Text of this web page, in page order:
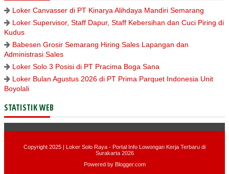
Loker Canvasser di PT Kinarya Alihdaya Mandiri Semarang
Loker Supervisor, Staff Dapur, Staff Kebersihan dan Cuci Piring di
Kudus
Babesen Grosir Semarang Hiring Sales Lapangan dan
Administrasi Sales
Loker Solo 3 Posisi di PT Pracima Boga Sana
Loker Bulan Agustus 2026 di PT Prima Parquet Indonesia Unit
Boyolali
STATISTIK WEB
Copyright 2025 | Loker Solo Raya - Portal Info Lowongan Kerja Terbaru di
Surakarta 2026
Powered by Blogger.com